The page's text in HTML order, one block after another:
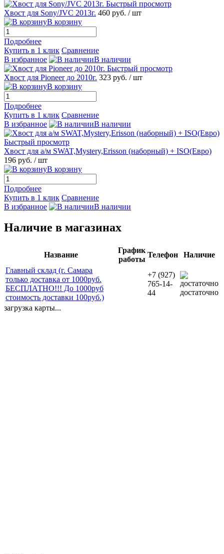
Быстрый просмотр
Хвост для Sony/JVC 2013г. 460 руб. / шт
В корзину
Подробнее
Купить в 1 клик Сравнение
В избранное
В наличии
Быстрый просмотр
Хвост для Pioneer до 2010г. 323 руб. / шт
В корзину
Подробнее
Купить в 1 клик Сравнение
В избранное
В наличии
Быстрый просмотр
Хвост для а/м SWAT,Mystery,Erisson (наборный) + ISO(Евро)
196 руб. / шт
В корзину
Подробнее
Купить в 1 клик Сравнение
В избранное
В наличии
Наличие в магазинах
Название
График
работы
Телефон
Наличие
Главный склад (г. Самара
только доставка от 1000руб.
БЕСПЛАТНО!!! До 1000руб
стоимость доставки 100руб.)
+7 (927)
765-14-
44
достаточно
загрузка карты...